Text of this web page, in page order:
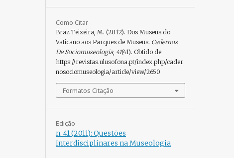
Como Citar
Braz Teixeira, M. (2012). Dos Museus do
Vaticano aos Parques de Museus. Cadernos
De Sociomuseologia, 41(41). Obtido de
https://revistas.ulusofona.pt/index.php/cader
nosociomuseologia/article/view/2650
Formatos Citação
Edição
n. 41 (2011): Questões
Interdisciplinares na Museologia